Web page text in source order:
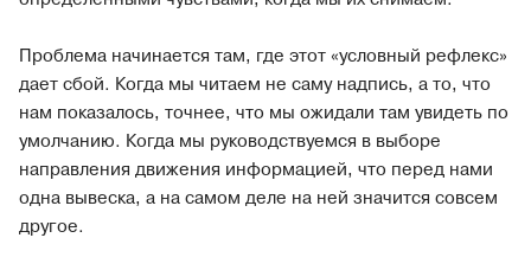
Проблема начинается там, где этот «условный рефлекс»
дает сбой. Когда мы читаем не саму надпись, а то, что
нам показалось, точнее, что мы ожидали там увидеть по
умолчанию. Когда мы руководствуемся в выборе
направления движения информацией, что перед нами
одна вывеска, а на самом деле на ней значится совсем
другое.